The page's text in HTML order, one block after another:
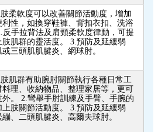
柔軟度可以改善關節活動度，增加
利性，如換穿鞋褲、背扣衣扣、洗浴
反手拉背法及肩頸柔軟度律動，可提
肢肌群的靈活度。 3.預防及延緩弱
三頭肌肌腱炎、網球肘。
肌群有助腕肘關節執行各種日常工
料理、收納物品、整理家居等，更可
外。 2.彎舉手肘訓練及手臂、手腕的
上肢關節活動度。 3.預防及延緩弱
、二頭肌腱炎、高爾夫球肘。